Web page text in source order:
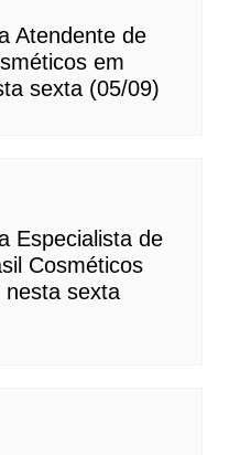
Atendente de
em
sexta (05/09)
Especialista de
Cosméticos
nesta sexta